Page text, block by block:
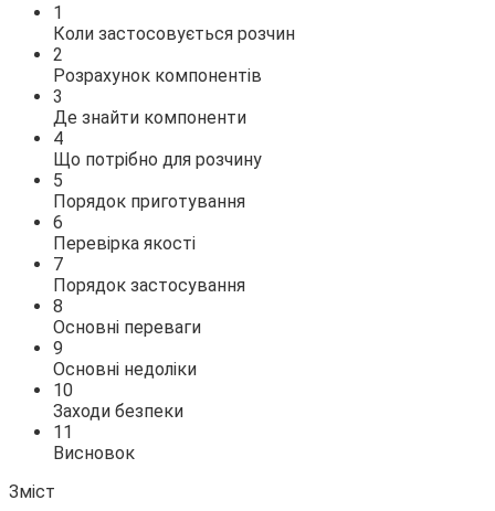
1
Коли застосовується розчин
2
Розрахунок компонентів
3
Де знайти компоненти
4
Що потрібно для розчину
5
Порядок приготування
6
Перевірка якості
7
Порядок застосування
8
Основні переваги
9
Основні недоліки
10
Заходи безпеки
11
Висновок
Зміст